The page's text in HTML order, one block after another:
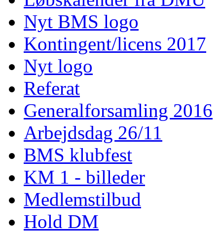
Nyt BMS logo
Kontingent/licens 2017
Nyt logo
Referat
Generalforsamling 2016
Arbejdsdag 26/11
BMS klubfest
KM 1 - billeder
Medlemstilbud
Hold DM